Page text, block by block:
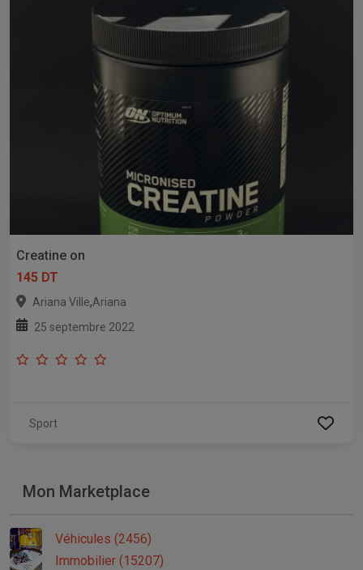
Creatine on
145 DT
Ariana Ville,Ariana
25 septembre 2022
Sport
Mon Marketplace
Véhicules (2456)
Immobilier (15207)